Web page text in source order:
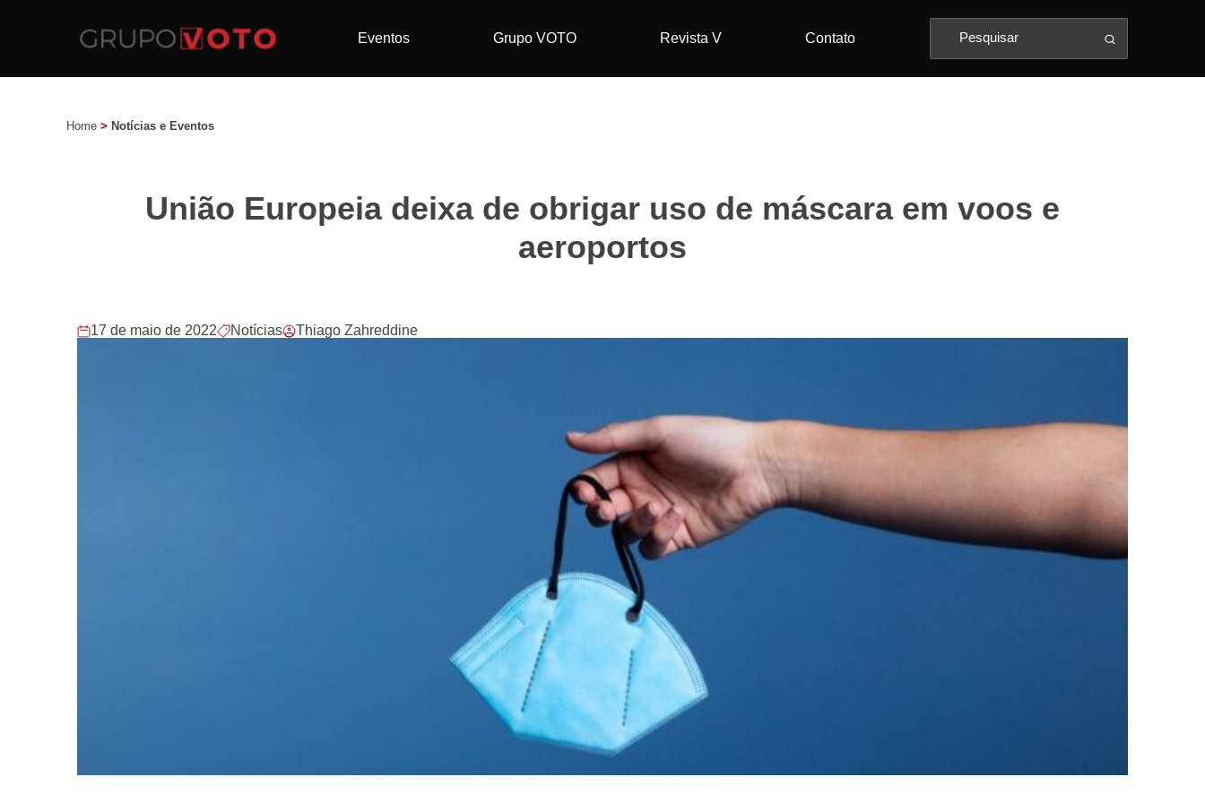
Eventos Grupo VOTO Revista V Contato
Home > Notícias e Eventos
União Europeia deixa de obrigar uso de máscara em voos e
aeroportos
17 de maio de 2022 Notícias Thiago Zahreddine